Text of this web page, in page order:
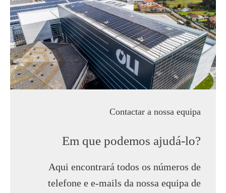
Contactar a nossa equipa
Em que podemos ajudá-lo?
Aqui encontrará todos os números de
telefone e e-mails da nossa equipa de